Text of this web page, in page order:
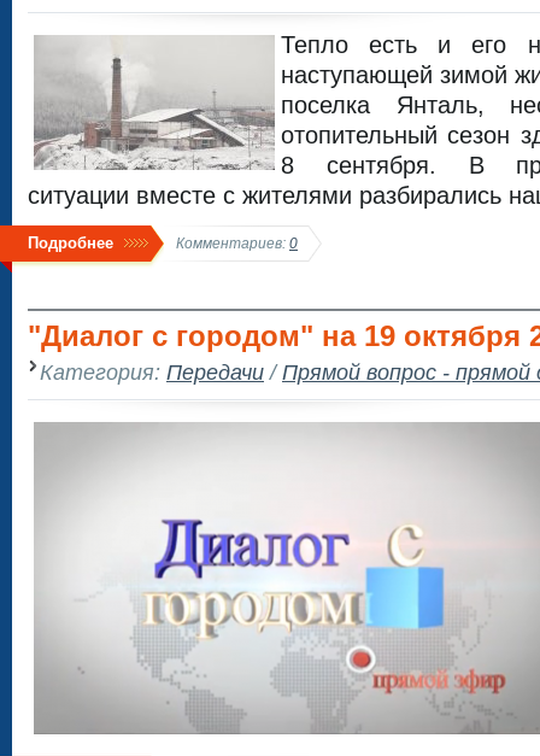
Тепло есть и его
наступающей зимой
поселка Янталь,
отопительный сезон
8 сентября. В
ситуации вместе с жителями разбирались
Подробнее Комментариев: 0
"Диалог с городом" на 19 октября
Категория: Передачи/Прямой вопрос -